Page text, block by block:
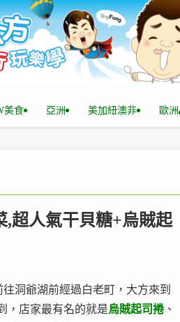
美食 亞洲 美加紐澳非 歐洲
,超人氣干貝糖+烏賊起
洞爺湖前經過白老町，大方來到
，店家最有名的就是烏賊起司捲、